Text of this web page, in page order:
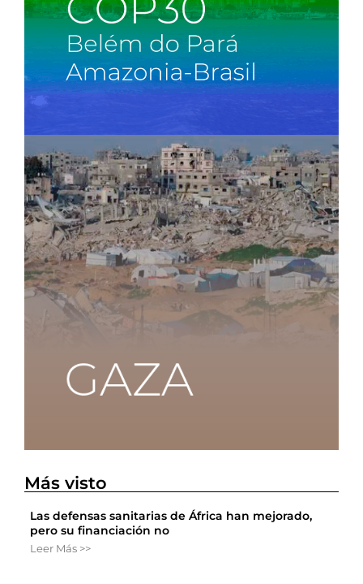
Más visto
Las defensas sanitarias de África han mejorado,
pero su financiación no
Leer Más >>